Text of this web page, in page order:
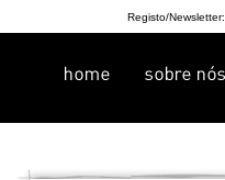
Registo/Newsletter: